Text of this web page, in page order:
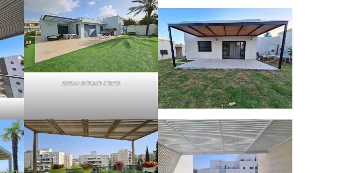
פרגולה חשמלית נאספת